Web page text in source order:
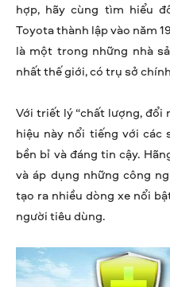
hợp, hãy cùng tìm hiểu
Toyota thành lập vào năm
là một trong những nhà
nhất thế giới, có trụ sở
Với triết lý “chất lượng, đổi
hiệu này nổi tiếng với các
bền bỉ và đáng tin cậy.
và áp dụng những công
tạo ra nhiều dòng xe nổi
người tiêu dùng.